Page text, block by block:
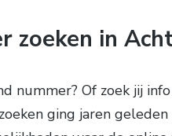
zoeken in
nummer? Of zoek jij
ging jaren